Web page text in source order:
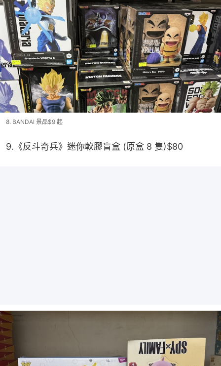
8. BANDAI 景品$9 起
9.《反斗奇兵》迷你軟膠盲盒 (原盒 8 隻)$80